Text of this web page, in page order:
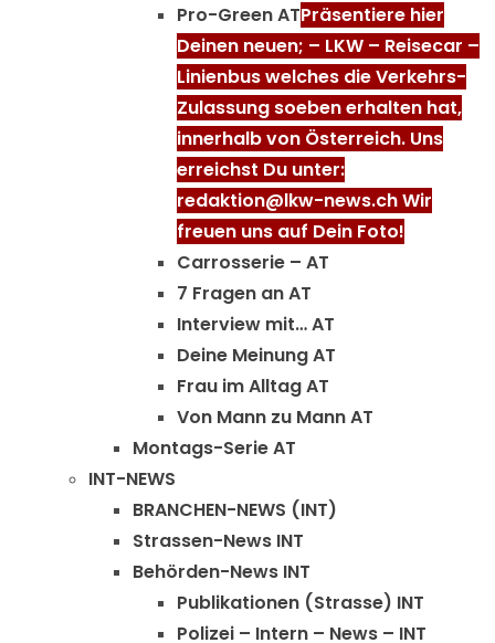
Pro-Green ATPräsentiere hier
Deinen neuen; – LKW – Reisecar –
Linienbus welches die Verkehrs-
Zulassung soeben erhalten hat,
innerhalb von Österreich. Uns
erreichst Du unter:
redaktion@lkw-news.ch Wir
freuen uns auf Dein Foto!
Carrosserie – AT
7 Fragen an AT
Interview mit… AT
Deine Meinung AT
Frau im Alltag AT
Von Mann zu Mann AT
Montags-Serie AT
INT-NEWS
BRANCHEN-NEWS (INT)
Strassen-News INT
Behörden-News INT
Publikationen (Strasse) INT
Polizei – Intern – News – INT